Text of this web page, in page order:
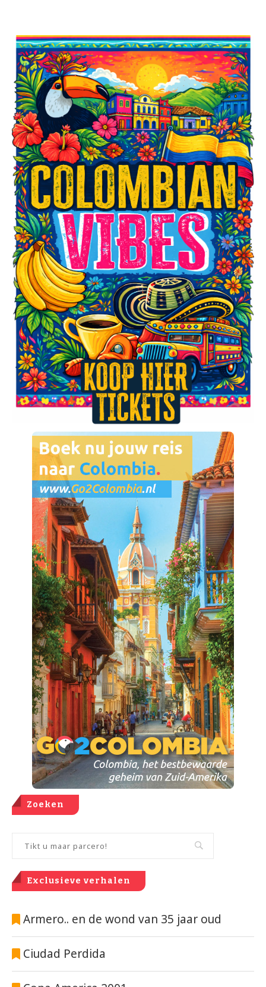
Zoeken
Exclusieve verhalen
Armero.. en de wond van 35 jaar oud
Ciudad Perdida